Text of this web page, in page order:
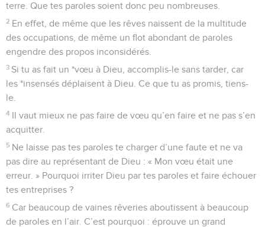
terre. Que tes paroles soient donc peu nombreuses.
2 En effet, de même que les rêves naissent de la multitude
des occupations, de même un flot abondant de paroles
engendre des propos inconsidérés.
3 Si tu as fait un *vœu à Dieu, accomplis-le sans tarder, car
les *insensés déplaisent à Dieu. Ce que tu as promis, tiens-
le.
4 Il vaut mieux ne pas faire de vœu qu’en faire et ne pas s’en
acquitter.
5 Ne laisse pas tes paroles te charger d’une faute et ne va
pas dire au représentant de Dieu : « Mon vœu était une
erreur. » Pourquoi irriter Dieu par tes paroles et faire échouer
tes entreprises ?
6 Car beaucoup de vaines rêveries aboutissent à beaucoup
de paroles en l’air. C’est pourquoi : éprouve un grand